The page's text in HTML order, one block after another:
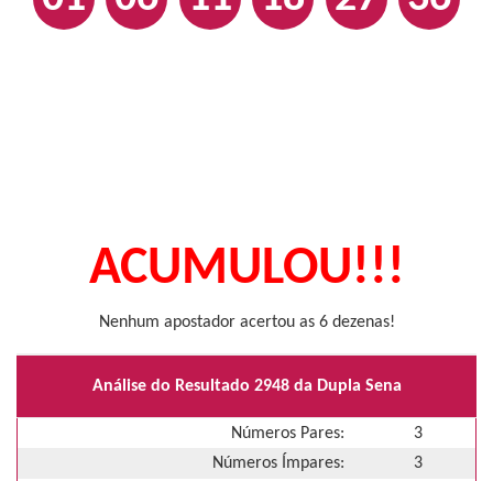
ACUMULOU!!!
Nenhum apostador acertou as 6 dezenas!
Análise do Resultado 2948 da Dupla Sena
Números Pares:
3
Números Ímpares:
3